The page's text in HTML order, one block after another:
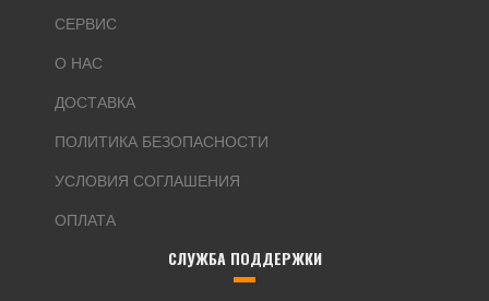
СЕРВИС
О НАС
ДОСТАВКА
ПОЛИТИКА БЕЗОПАСНОСТИ
УСЛОВИЯ СОГЛАШЕНИЯ
ОПЛАТА
СЛУЖБА ПОДДЕРЖКИ